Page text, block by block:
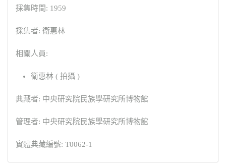
採集時間: 1959
採集者: 衛惠林
相關人員:
衛惠林 ( 拍攝 )
典藏者: 中央研究院民族學研究所博物館
管理者: 中央研究院民族學研究所博物館
實體典藏編號: T0062-1